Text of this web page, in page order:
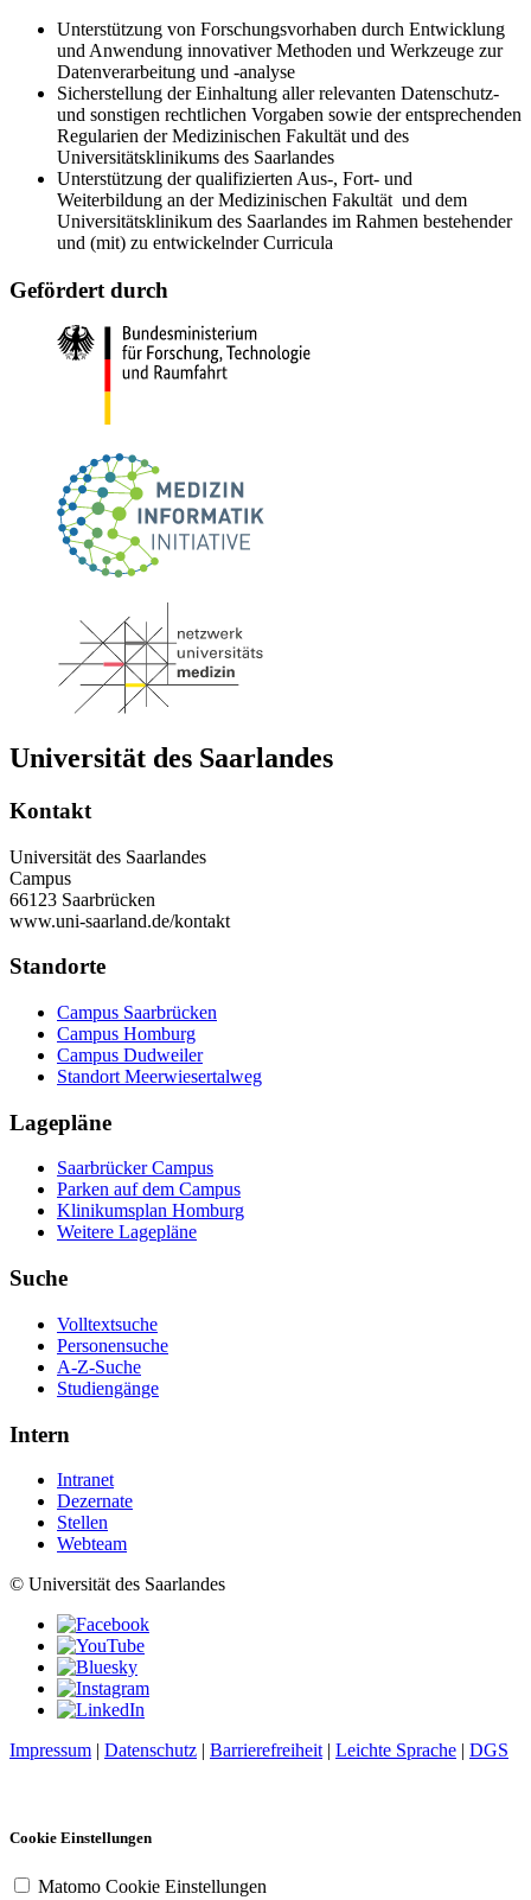
Unterstützung von Forschungsvorhaben durch Entwicklung
und Anwendung innovativer Methoden und Werkzeuge zur
Datenverarbeitung und -analyse
Sicherstellung der Einhaltung aller relevanten Datenschutz-
und sonstigen rechtlichen Vorgaben sowie der entsprechenden
Regularien der Medizinischen Fakultät und des
Universitätsklinikums des Saarlandes
Unterstützung der qualifizierten Aus-, Fort- und
Weiterbildung an der Medizinischen Fakultät und dem
Universitätsklinikum des Saarlandes im Rahmen bestehender
und (mit) zu entwickelnder Curricula
Gefördert durch
Universität des Saarlandes
Kontakt
Universität des Saarlandes
Campus
66123 Saarbrücken
www.uni-saarland.de/kontakt
Standorte
Campus Saarbrücken
Campus Homburg
Campus Dudweiler
Standort Meerwiesertalweg
Lagepläne
Saarbrücker Campus
Parken auf dem Campus
Klinikumsplan Homburg
Weitere Lagepläne
Suche
Volltextsuche
Personensuche
A-Z-Suche
Studiengänge
Intern
Intranet
Dezernate
Stellen
Webteam
© Universität des Saarlandes
Impressum | Datenschutz | Barrierefreiheit | Leichte Sprache | DGS
Cookie Einstellungen
Matomo Cookie Einstellungen